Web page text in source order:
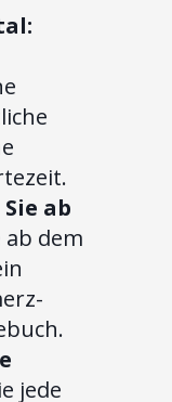
ab
ab dem
jede